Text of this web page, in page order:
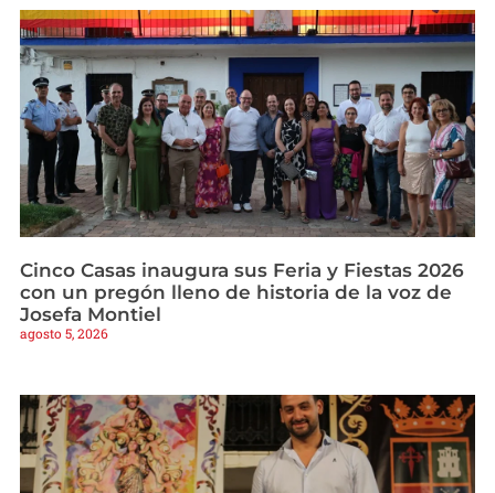
Cinco Casas inaugura sus Feria y Fiestas 2026
con un pregón lleno de historia de la voz de
Josefa Montiel
agosto 5, 2026